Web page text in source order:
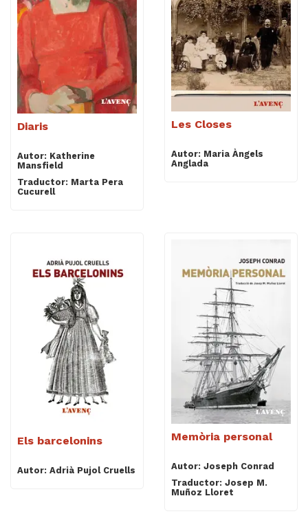
Diaris
Autor: Katherine
Mansfield
Traductor: Marta Pera
Cucurell
Les Closes
Autor: Maria Àngels
Anglada
Els barcelonins
Autor: Adrià Pujol Cruells
Memòria personal
Autor: Joseph Conrad
Traductor: Josep M.
Muñoz Lloret